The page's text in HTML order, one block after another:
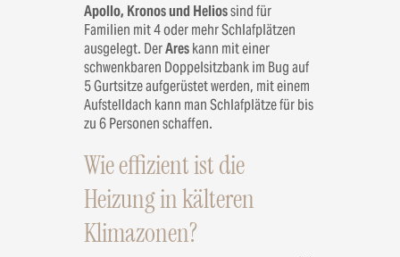
Apollo, Kronos und Heliossind für
Familien mit 4 oder mehr Schlafplätzen
ausgelegt. DerAreskann mit einer
schwenkbaren Doppelsitzbank im Bug auf
5 Gurtsitze aufgerüstet werden, mit einem
Aufstelldach kann man Schlafplätze für bis
zu 6 Personen schaffen.
Wie effizient ist die
Heizung in kälteren
Klimazonen?